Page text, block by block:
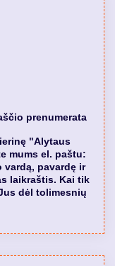
prenumerata
"Alytaus
mums el. paštu:
pavardę ir
laikraštis. Kai tik
dėl tolimesnių